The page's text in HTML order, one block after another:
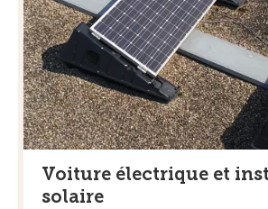
Voiture électrique et
solaire